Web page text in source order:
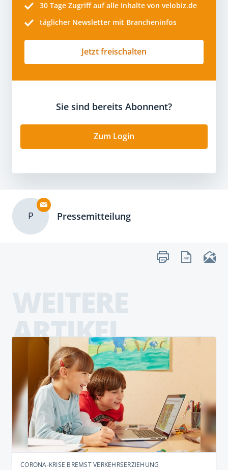
30 Tage Zugriff auf alle Inhalte von velobiz.de
täglicher Newsletter mit Brancheninfos
Jetzt freischalten
Sie sind bereits Abonnent?
Zum Login
P Pressemitteilung
ARTIKEL
CORONA-KRISE BREMST VERKEHRSERZIEHUNG